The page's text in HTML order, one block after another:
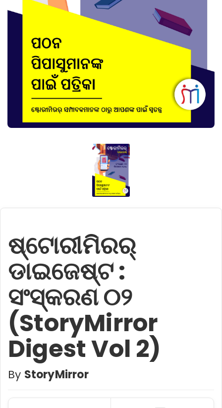
ଷ୍ଟୋରୀମିରର୍
ଡାଇଜେଷ୍ଟ :
ସଂସ୍କରଣ ୦୨
(StoryMirror
Digest Vol 2)
By StoryMirror